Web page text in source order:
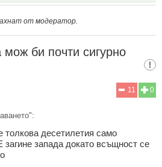
от модератор.
мож би почти сигурно
0
11
толкова десетилетия само
запада докато всъщност се